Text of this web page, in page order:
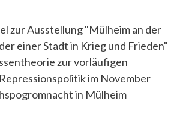
zur Ausstellung "Mülheim an der
einer Stadt in Krieg und Frieden"
zur vorläufigen
im November
in Mülheim